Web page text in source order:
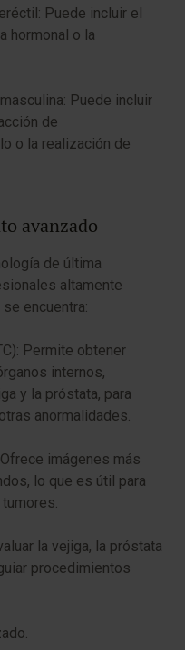
Puede incluir el
hormonal o la
Puede incluir
de
o la realización de
avanzado
de última
altamente
encuentra:
Permite obtener
internos,
y la próstata, para
anormalidades.
imágenes más
lo que es útil para
la vejiga, la próstata
procedimientos